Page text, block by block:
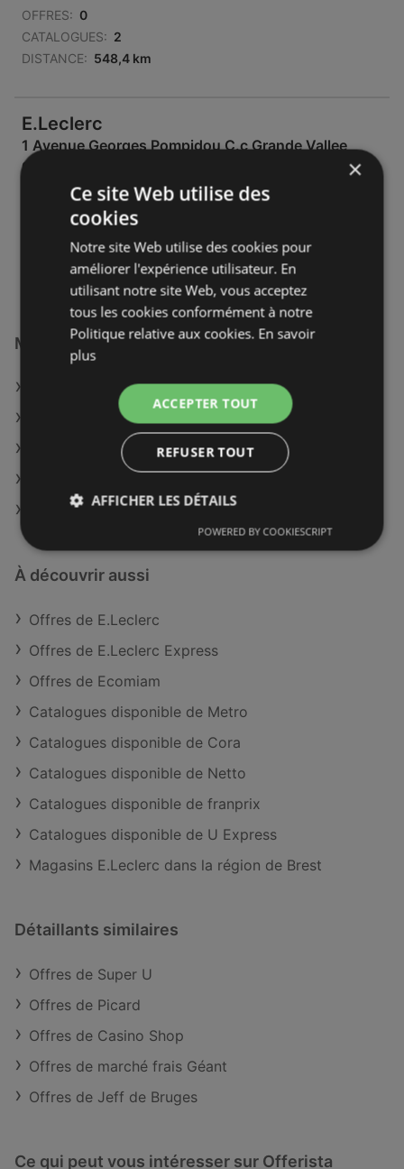
OFFRES: 0
CATALOGUES: 2
DISTANCE: 548,4 km
E.Leclerc
1 Avenue Georges Pompidou C.c Grande Vallee
95500 Gonesse
CATALOGUES: 2
DISTANCE: 555,17 km
Magasins E.Leclerc à :
E.Leclerc à Aurillac
E.Leclerc à Épinal
E.Leclerc à Langon
E.Leclerc à Gap
À découvrir aussi
Offres de E.Leclerc
Offres de E.Leclerc Express
Offres de Ecomiam
Catalogues disponible de Metro
Catalogues disponible de Cora
Catalogues disponible de Netto
Catalogues disponible de franprix
Catalogues disponible de U Express
Magasins E.Leclerc dans la région de Brest
Détaillants similaires
Offres de Super U
Offres de Picard
Offres de Casino Shop
Offres de marché frais Géant
Offres de Jeff de Bruges
Ce qui peut vous intéresser sur Offerista
×
Ce site Web utilise des
cookies
Notre site Web utilise des cookies pour
améliorer l'expérience utilisateur. En
utilisant notre site Web, vous acceptez
tous les cookies conformément à notre
Politique relative aux cookies. En savoir
plus
ACCEPTER TOUT
REFUSER TOUT
AFFICHER LES DÉTAILS
POWERED BY COOKIESCRIPT